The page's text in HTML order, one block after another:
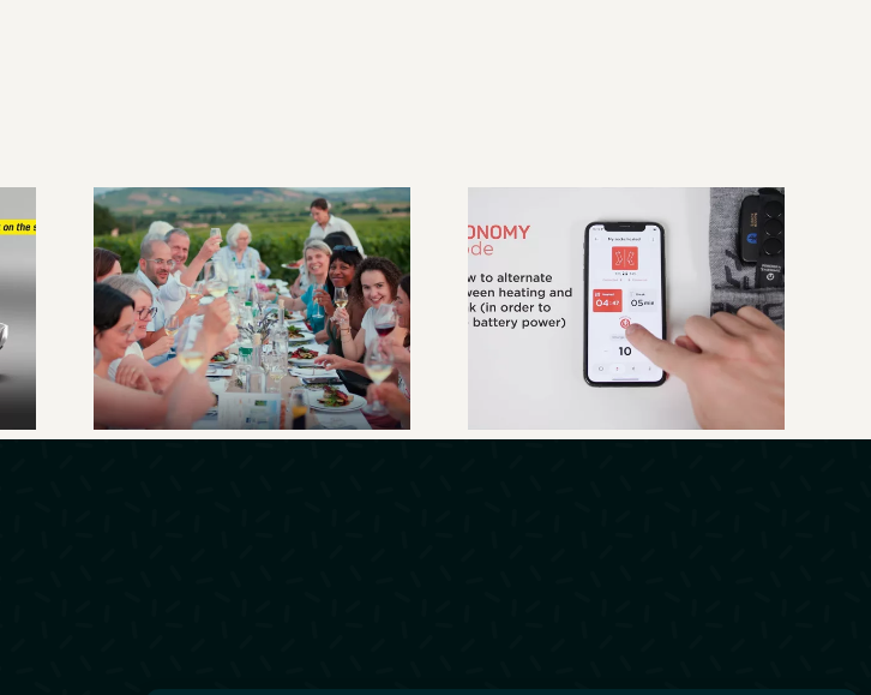
Un week-end au
cœur du Beaujolais
Therm-IC – Guide
d’utilisation de
l’application